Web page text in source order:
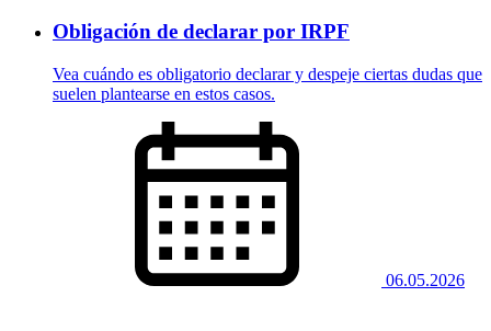
Obligación de declarar por IRPF
Vea cuándo es obligatorio declarar y despeje ciertas dudas que
suelen plantearse en estos casos.
06.05.2026